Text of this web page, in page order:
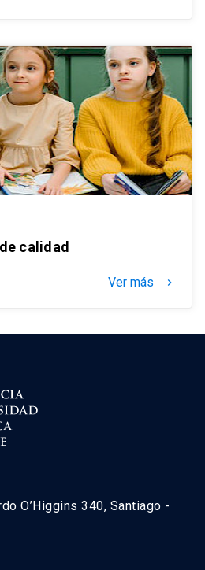
calidad
Ver más keyboard_arrow_right
O’Higgins 340, Santiago -